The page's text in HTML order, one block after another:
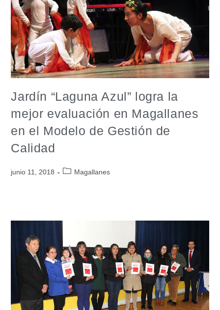
Jardín “Laguna Azul” logra la
mejor evaluación en Magallanes
en el Modelo de Gestión de
Calidad
junio 11, 2018 Magallanes